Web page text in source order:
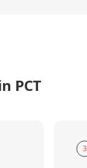
PCT
3